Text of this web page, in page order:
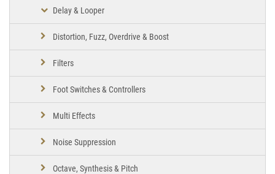
Delay & Looper
Distortion, Fuzz, Overdrive & Boost
Filters
Foot Switches & Controllers
Multi Effects
Noise Suppression
Octave, Synthesis & Pitch